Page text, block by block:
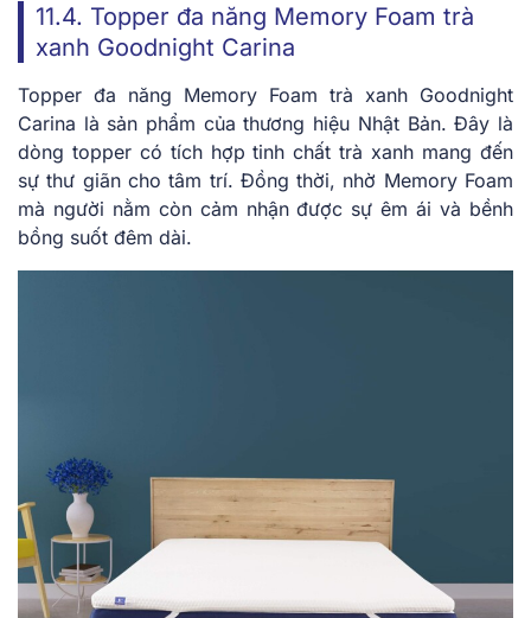
11.4. Topper đa năng Memory Foam trà
xanh Goodnight Carina
Topper đa năng Memory Foam trà xanh Goodnight
Carina là sản phẩm của thương hiệu Nhật Bản. Đây là
dòng topper có tích hợp tinh chất trà xanh mang đến
sự thư giãn cho tâm trí. Đồng thời, nhờ Memory Foam
mà người nằm còn cảm nhận được sự êm ái và bềnh
bồng suốt đêm dài.